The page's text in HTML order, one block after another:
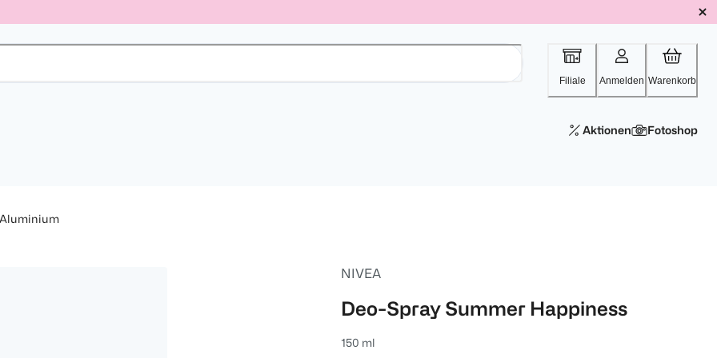
Filiale Anmelden Warenkorb
Aktionen Fotoshop
NIVEA
Deo-Spray Summer Happiness
150 ml